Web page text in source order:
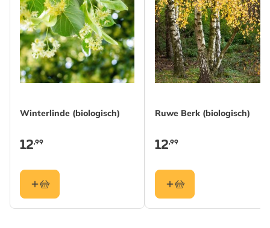
Winterlinde (biologisch)
12,99
Ruwe Berk (biologisch)
12,99